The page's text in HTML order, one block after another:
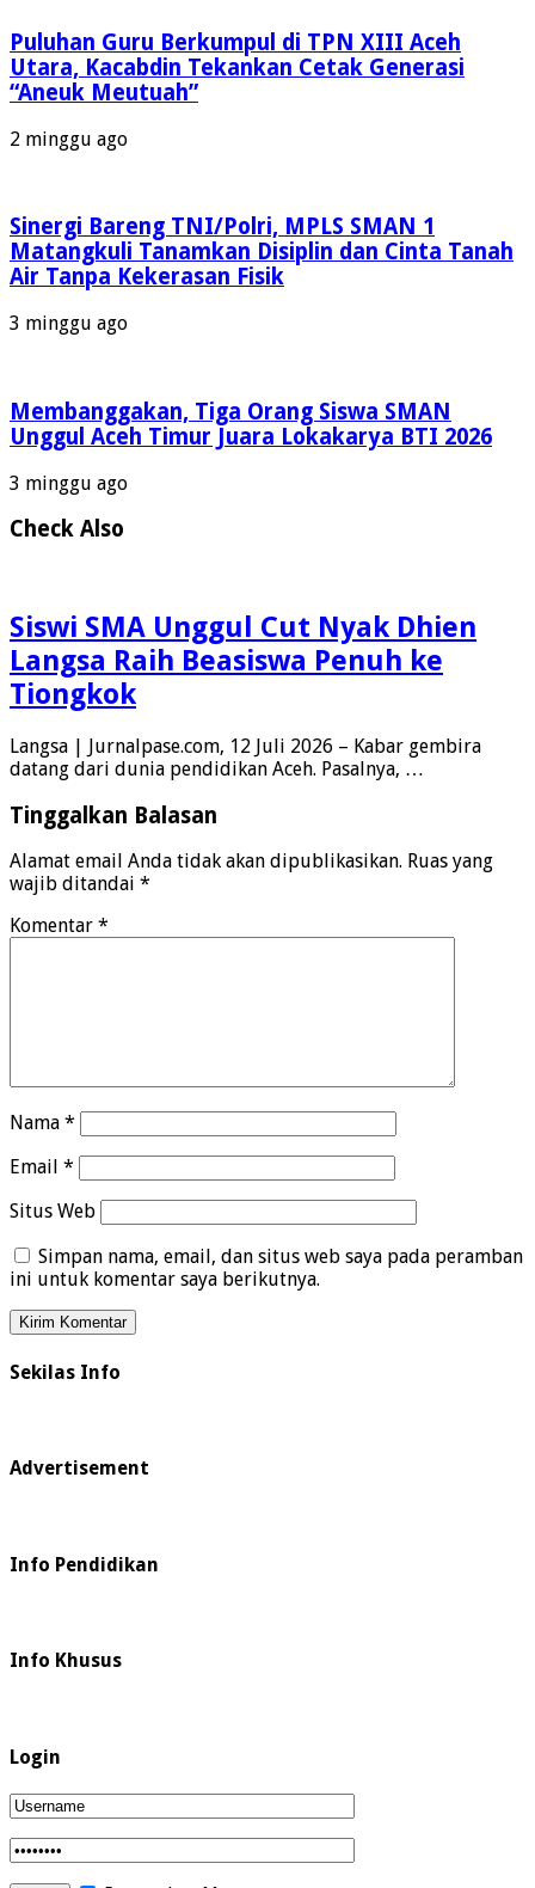
Puluhan Guru Berkumpul di TPN XIII Aceh
Utara, Kacabdin Tekankan Cetak Generasi
“Aneuk Meutuah”
2 minggu ago
Sinergi Bareng TNI/Polri, MPLS SMAN 1
Matangkuli Tanamkan Disiplin dan Cinta Tanah
Air Tanpa Kekerasan Fisik
3 minggu ago
Membanggakan, Tiga Orang Siswa SMAN
Unggul Aceh Timur Juara Lokakarya BTI 2026
3 minggu ago
Check Also
Siswi SMA Unggul Cut Nyak Dhien
Langsa Raih Beasiswa Penuh ke
Tiongkok
Langsa | Jurnalpase.com, 12 Juli 2026 – Kabar gembira
datang dari dunia pendidikan Aceh. Pasalnya, …
Tinggalkan Balasan
Alamat email Anda tidak akan dipublikasikan. Ruas yang
wajib ditandai *
Komentar *
Nama *
Email *
Situs Web
Simpan nama, email, dan situs web saya pada peramban
ini untuk komentar saya berikutnya.
Sekilas Info
Advertisement
Info Pendidikan
Info Khusus
Login